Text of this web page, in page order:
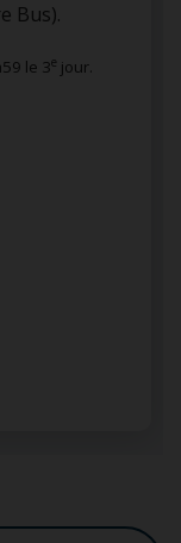
Bus).
le 3e jour.